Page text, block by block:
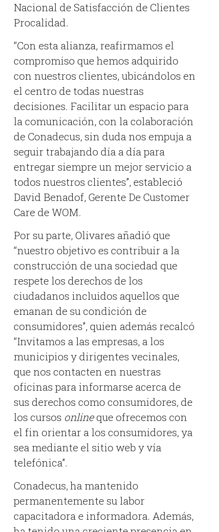
Nacional de Satisfacción de Clientes
Procalidad.
“Con esta alianza, reafirmamos el
compromiso que hemos adquirido
con nuestros clientes, ubicándolos en
el centro de todas nuestras
decisiones. Facilitar un espacio para
la comunicación, con la colaboración
de Conadecus, sin duda nos empuja a
seguir trabajando día a día para
entregar siempre un mejor servicio a
todos nuestros clientes”, estableció
David Benadof, Gerente De Customer
Care de WOM.
Por su parte, Olivares añadió que
“nuestro objetivo es contribuir a la
construcción de una sociedad que
respete los derechos de los
ciudadanos incluidos aquellos que
emanan de su condición de
consumidores”, quien además recalcó
“Invitamos a las empresas, a los
municipios y dirigentes vecinales,
que nos contacten en nuestras
oficinas para informarse acerca de
sus derechos como consumidores, de
los cursos onlineque ofrecemos con
el fin orientar a los consumidores, ya
sea mediante el sitio web y vía
telefónica”.
Conadecus, ha mantenido
permanentemente su labor
capacitadora e informadora. Además,